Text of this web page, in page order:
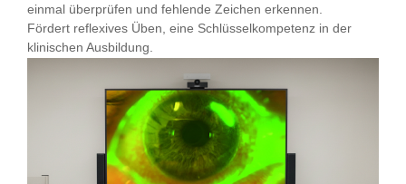
einmal überprüfen und fehlende Zeichen erkennen.
Fördert reflexives Üben, eine Schlüsselkompetenz in der
klinischen Ausbildung.